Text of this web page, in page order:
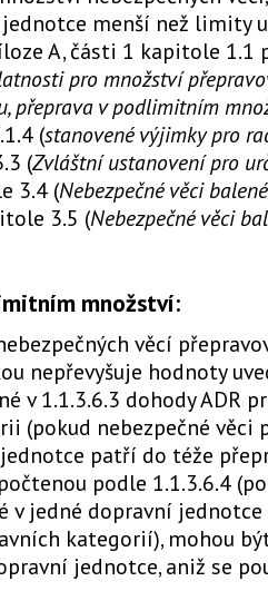
menší než limity
A, části 1 kapitole 1.1
pro množství
přeprava v podlimitním
(stanovené výjimky pro
(Zvláštní ustanovení pro
3.4 (Nebezpečné věci
3.5 (Nebezpečné věci
množství:
věcí
nepřevyšuje hodnoty
v 1.1.3.6.3 dohody ADR
(pokud nebezpečné věci
patří do téže
podle 1.1.3.6.4
v jedné dopravní
kategorií), mohou
jednotce, aniž se